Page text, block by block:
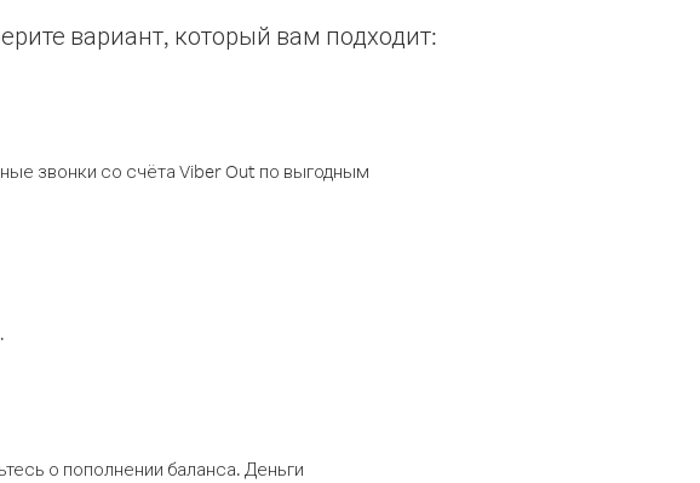
вариант, который вам подходит:
звонки со счёта Viber Out по выгодным
о пополнении баланса. Деньги